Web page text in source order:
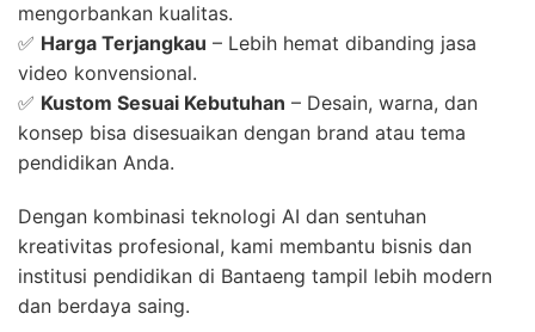
mengorbankan kualitas.
✅ Harga Terjangkau – Lebih hemat dibanding jasa
video konvensional.
✅ Kustom Sesuai Kebutuhan – Desain, warna, dan
konsep bisa disesuaikan dengan brand atau tema
pendidikan Anda.
Dengan kombinasi teknologi AI dan sentuhan
kreativitas profesional, kami membantu bisnis dan
institusi pendidikan di Bantaeng tampil lebih modern
dan berdaya saing.